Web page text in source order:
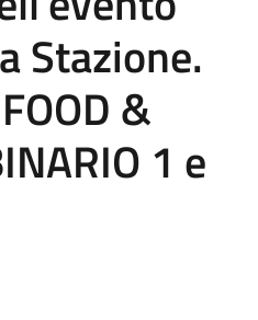
Stazione.
&
1 e